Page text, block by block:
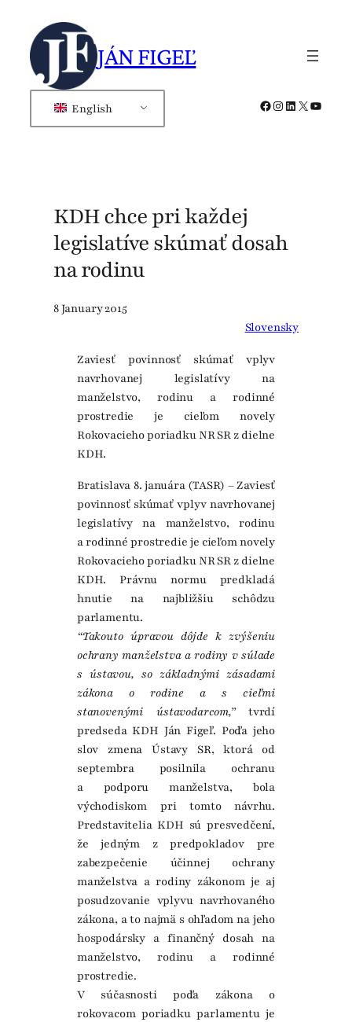
content
JÁN FIGEĽ
English Facebook
Instagram
LinkedIn
X
KDH chce pri každej
legislatíve skúmať dosah
na rodinu
8 January 2015
Slovensky
Zaviesť povinnosť skúmať vplyv
navrhovanej legislatívy na
manželstvo, rodinu a rodinné
prostredie je cieľom novely
Rokovacieho poriadku NR SR z dielne
KDH.
Bratislava 8. januára (TASR) – Zaviesť
povinnosť skúmať vplyv navrhovanej
legislatívy na manželstvo, rodinu
a rodinné prostredie je cieľom novely
Rokovacieho poriadku NR SR z dielne
KDH. Právnu normu predkladá
hnutie na najbližšiu schôdzu
parlamentu.
“Takouto úpravou dôjde k zvýšeniu
ochrany manželstva a rodiny v súlade
s ústavou, so základnými zásadami
zákona o rodine a s cieľmi
stanovenými ústavodarcom,”tvrdí
predseda KDH Ján Figeľ. Podľa jeho
slov zmena Ústavy SR, ktorá od
septembra posilnila ochranu
a podporu manželstva, bola
východiskom pri tomto návrhu.
Predstavitelia KDH sú presvedčení,
že jedným z predpokladov pre
zabezpečenie účinnej ochrany
manželstva a rodiny zákonom je aj
posudzovanie vplyvu navrhovaného
zákona, a to najmä s ohľadom na jeho
hospodársky a finančný dosah na
manželstvo, rodinu a rodinné
prostredie.
V súčasnosti podľa zákona o
rokovacom poriadku parlamentu je